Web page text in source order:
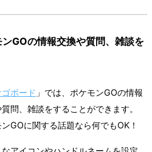
ンGOの情報交換や質問、雑談を
ボード 」では、ポケモンGOの情報
問、雑談をすることができます。
GOに関する話題なら何でもOK！